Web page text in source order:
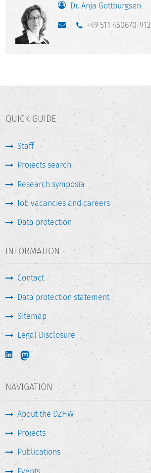
Dr. Anja Gottburgsen
+49 511 450670-912
QUICK GUIDE
Staff
Projects search
Research symposia
Job vacancies and careers
Data protection
INFORMATION
Contact
Data protection statement
Sitemap
Legal Disclosure
NAVIGATION
About the DZHW
Projects
Publications
Events